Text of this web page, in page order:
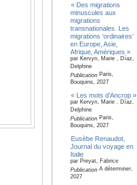
« Des migrations
minuscules aux
migrations
transnationales. Les
migrations ‘ordinaires’
en Europe, Asie,
Afrique, Amériques »
par Kervyn, Marie , Díaz,
Delphine
PublicationParis,
Bouquins, 2027
« Les mots d’Ancrop »
par Kervyn, Marie , Díaz,
Delphine
PublicationParis,
Bouquins, 2027
Eusèbe Renaudot,
Journal du voyage en
Italie
par Preyat, Fabrice
PublicationA déterminer,
2027